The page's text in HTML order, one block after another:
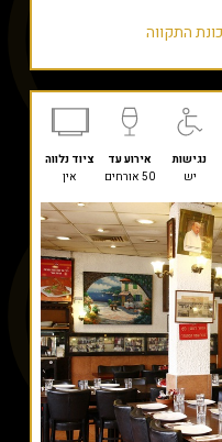
התקווה
נגישות אירוע עד
ציוד נלווה
יש 50 אורחים אין